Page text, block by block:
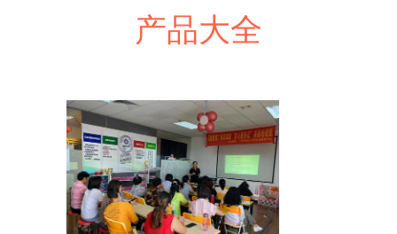
产品大全